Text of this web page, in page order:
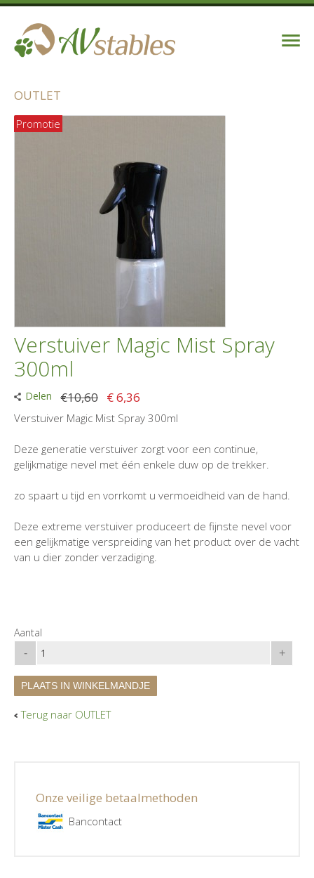
OUTLET
Promotie
Verstuiver Magic Mist Spray
300ml
Delen €10,60 € 6,36
Verstuiver Magic Mist Spray 300ml
Deze generatie verstuiver zorgt voor een continue,
gelijkmatige nevel met één enkele duw op de trekker.
zo spaart u tijd en vorrkomt u vermoeidheid van de hand.
Deze extreme verstuiver produceert de fijnste nevel voor
een gelijkmatige verspreiding van het product over de vacht
van u dier zonder verzadiging.
Aantal
- +
PLAATS IN WINKELMANDJE
Terug naar OUTLET
Onze veilige betaalmethoden
Bancontact